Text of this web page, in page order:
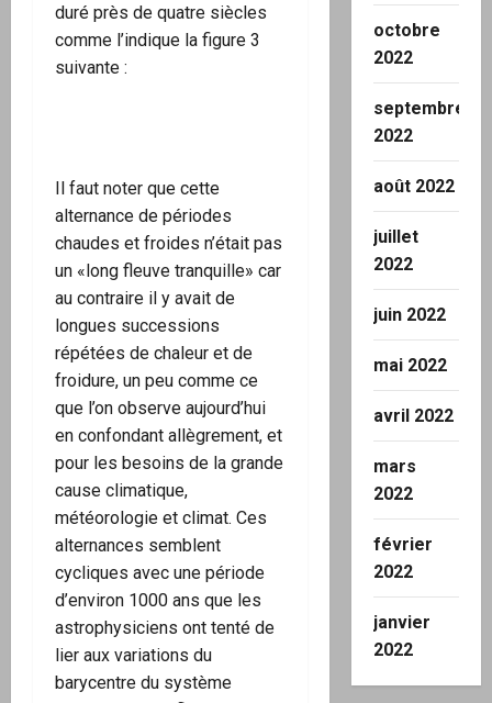
duré près de quatre siècles
comme l’indique la figure 3
suivante :
Il faut noter que cette
alternance de périodes
chaudes et froides n’était pas
un «long fleuve tranquille» car
au contraire il y avait de
longues successions
répétées de chaleur et de
froidure, un peu comme ce
que l’on observe aujourd’hui
en confondant allègrement, et
pour les besoins de la grande
cause climatique,
météorologie et climat. Ces
alternances semblent
cycliques avec une période
d’environ 1000 ans que les
astrophysiciens ont tenté de
lier aux variations du
barycentre du système
octobre
2022
septembre
2022
août 2022
juillet
2022
juin 2022
mai 2022
avril 2022
mars
2022
février
2022
janvier
2022